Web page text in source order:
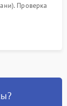
Проверка
шва и
ткани.